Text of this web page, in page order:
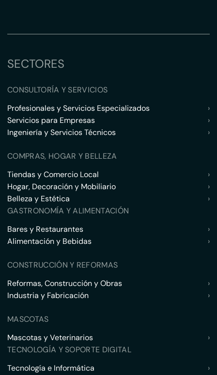
SECTORES
CONSULTORÍA Y SERVICIOS
Profesionales y Servicios Especializados
›
Servicios para Empresas
›
Ingeniería y Servicios Técnicos
›
COMPRAS, HOGAR Y BELLEZA
Tiendas y Comercio Local
›
Hogar, Decoración y Mobiliario
›
Belleza y Estética
›
GASTRONOMÍA Y ALIMENTACIÓN
Bares y Restaurantes
›
Alimentación y Bebidas
›
CONSTRUCCIÓN Y REFORMAS
Reformas, Construcción y Obras
›
Industria y Fabricación
›
MASCOTAS
Mascotas y Veterinarios
›
TECNOLOGÍA Y SOPORTE DIGITAL
Tecnología e Informática
›